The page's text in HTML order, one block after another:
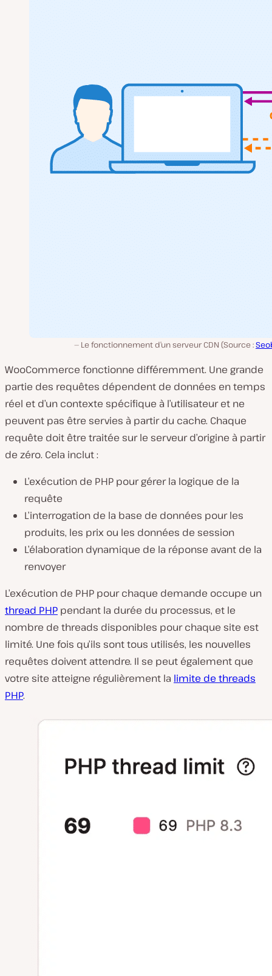
Le fonctionnement d’un serveur CDN (Source :
WooCommerce fonctionne différemment. Une grande
partie des requêtes dépendent de données en temps
réel et d’un contexte spécifique à l’utilisateur et ne
peuvent pas être servies à partir du cache. Chaque
requête doit être traitée sur le serveur d’origine à partir
de zéro. Cela inclut :
L’exécution de PHP pour gérer la logique de la
requête
L’interrogation de la base de données pour les
produits, les prix ou les données de session
L’élaboration dynamique de la réponse avant de la
renvoyer
L’exécution de PHP pour chaque demande occupe un
thread PHP pendant la durée du processus, et le
nombre de threads disponibles pour chaque site est
limité. Une fois qu’ils sont tous utilisés, les nouvelles
requêtes doivent attendre. Il se peut également que
votre site atteigne régulièrement la limite de threads
PHP.